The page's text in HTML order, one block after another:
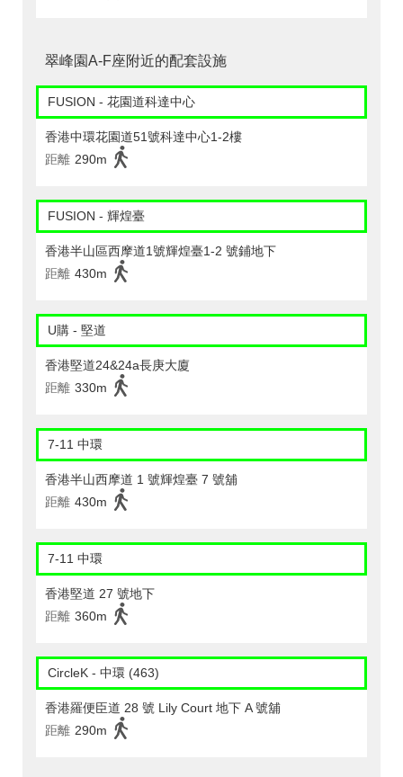
翠峰園A-F座附近的配套設施
FUSION - 花園道科達中心
香港中環花園道51號科達中心1-2樓
距離 290m
FUSION - 輝煌臺
香港半山區西摩道1號輝煌臺1-2 號鋪地下
距離 430m
U購 - 堅道
香港堅道24&24a長庚大廈
距離 330m
7-11 中環
香港半山西摩道 1 號輝煌臺 7 號舖
距離 430m
7-11 中環
香港堅道 27 號地下
距離 360m
CircleK - 中環 (463)
香港羅便臣道 28 號 Lily Court 地下 A 號舖
距離 290m